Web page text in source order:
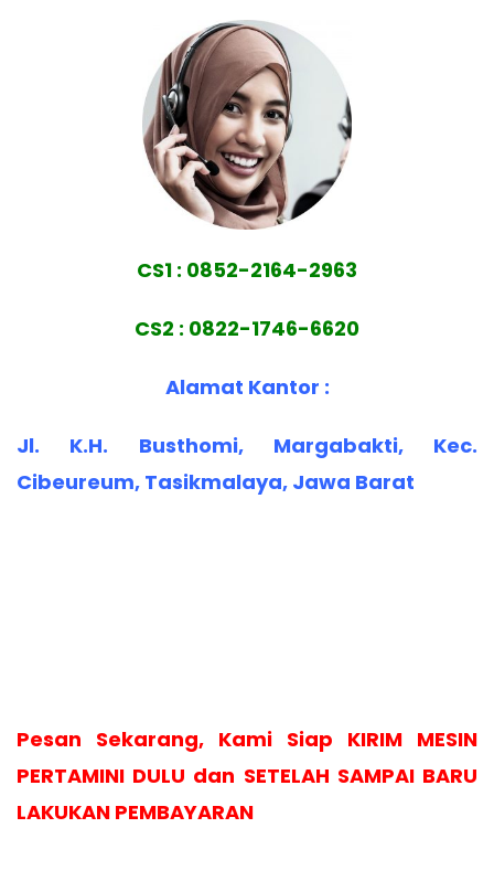
CS1 : 0852-2164-2963
CS2 : 0822-1746-6620
Alamat Kantor :
Jl. K.H. Busthomi, Margabakti, Kec.
Cibeureum, Tasikmalaya, Jawa Barat
Pesan Sekarang, Kami Siap KIRIM MESIN
PERTAMINI DULU dan SETELAH SAMPAI BARU
LAKUKAN PEMBAYARAN